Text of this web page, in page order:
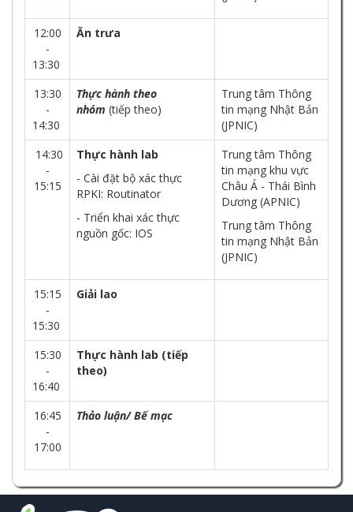
12:00
-
13:30
Ăn trưa
13:30
-
14:30
Thực hành theo
nhóm (tiếp theo)
Trung tâm Thông
tin mạng Nhật Bản
(JPNIC)
14:30
-
15:15
Thực hành lab
- Cài đặt bộ xác thực
RPKI: Routinator
- Triển khai xác thực
nguồn gốc: IOS
Trung tâm Thông
tin mạng khu vực
Châu Á - Thái Bình
Dương (APNIC)
Trung tâm Thông
tin mạng Nhật Bản
(JPNIC)
15:15
-
15:30
Giải lao
15:30
-
16:40
Thực hành lab (tiếp
theo)
16:45
-
17:00
Thảo luận/ Bế mạc